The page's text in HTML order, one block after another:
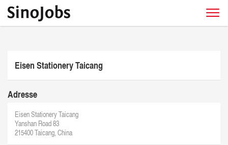
Eisen Stationery Taicang
Adresse
Eisen Stationery Taicang
Yanshan Road 83
215400 Taicang, China